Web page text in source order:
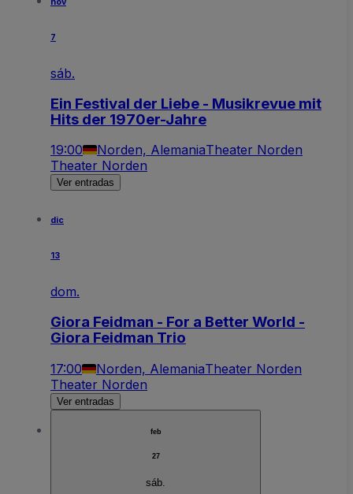
7
sáb.
Ein Festival der Liebe - Musikrevue mit
Hits der 1970er-Jahre
19:00 Norden, AlemaniaTheater Norden
Theater Norden
Ver entradas
dic
13
dom.
Giora Feidman - For a Better World -
Giora Feidman Trio
17:00 Norden, AlemaniaTheater Norden
Theater Norden
Ver entradas
feb
27
sáb.